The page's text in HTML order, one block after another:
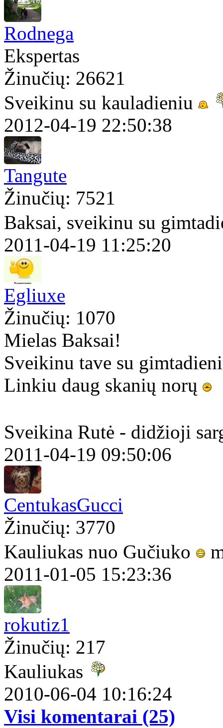
Rodnega
Ekspertas
Žinučių: 26621
Sveikinu su kauladieniu
2012-04-19 22:50:38
Tangute
Žinučių: 7521
Baksai, sveikinu su
2011-04-19 11:25:20
Egliuxe
Žinučių: 1070
Mielas Baksai!
Sveikinu tave su
Linkiu daug skanių norų
Sveikina Rutė - didžioji
2011-04-19 09:50:06
CentukasGucci
Žinučių: 3770
Kauliukas nuo Gučiuko
2011-01-05 15:23:36
rokutiz1
Žinučių: 217
Kauliukas
2010-06-04 10:16:24
Visi komentarai (25)